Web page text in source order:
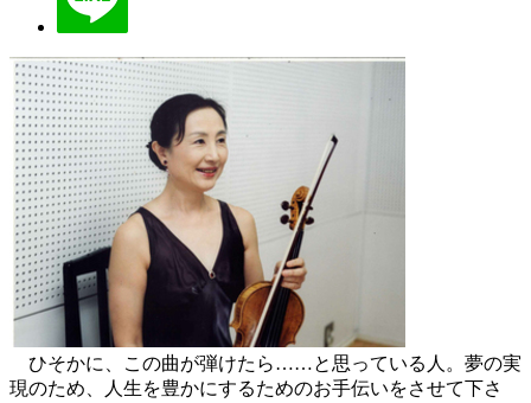
ひそかに、この曲が弾けたら……と思っている人。夢の実
現のため、人生を豊かにするためのお手伝いをさせて下さ